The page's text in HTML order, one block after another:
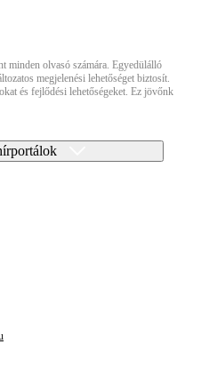
minden olvasó számára. Egyedülálló
megjelenési lehetőséget biztosít.
és fejlődési lehetőségeket. Ez jövőnk